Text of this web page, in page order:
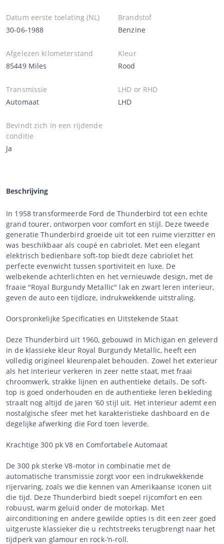
Datum eerste toelating (NL)
30-06-1988
Brandstof
Benzine
Afgelezen kilometerstand
85449 Miles
Kleur
Rood
Transmissie
Automaat
LHD or RHD
LHD
Bevindt zich in een rijdende
conditie
Ja
Beschrijving
In 1958 transformeerde Ford de Thunderbird tot een echte
grand tourer, ontworpen voor comfort en stijl. Deze tweede
generatie Thunderbird groeide uit tot een ruime vierzitter en
was beschikbaar als coupé en cabriolet. Met een elegant
elektrisch bedienbare soft-top biedt deze cabriolet het
perfecte evenwicht tussen sportiviteit en luxe. De
welbekende achterlichten en het vernieuwde design, met de
fraaie "Royal Burgundy Metallic" lak en zwart leren interieur,
geven de auto een tijdloze, indrukwekkende uitstraling.
Oorspronkelijke Specificaties en Uitstekende Staat
Deze Thunderbird uit 1960, gebouwd in Michigan en geleverd
in de klassieke kleur Royal Burgundy Metallic, heeft een
volledig origineel kleurenpalet behouden. Zowel het exterieur
als het interieur verkeren in zeer nette staat, met fraai
chroomwerk, strakke lijnen en authentieke details. De soft-
top is goed onderhouden en de authentieke leren bekleding
straalt nog altijd de jaren ‘60 stijl uit. Het interieur ademt een
nostalgische sfeer met het karakteristieke dashboard en de
degelijke afwerking die Ford toen leverde.
Krachtige 300 pk V8 en Comfortabele Automaat
De 300 pk sterke V8-motor in combinatie met de
automatische transmissie zorgt voor een indrukwekkende
rijervaring, zoals we die kennen van Amerikaanse iconen uit
die tijd. Deze Thunderbird biedt soepel rijcomfort en een
robuust, warm geluid onder de motorkap. Met
airconditioning en andere gewilde opties is dit een zeer goed
uitgeruste klassieker die u rechtstreeks terugbrengt naar het
tijdperk van glamour en rock-’n-roll.